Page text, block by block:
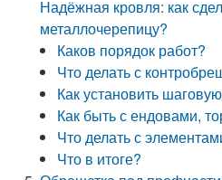
Надёжная кровля: как
металлочерепицу?
Каков порядок работ?
Что делать с
Как установить
Как быть с ендовами,
Что делать с
Что в итоге?